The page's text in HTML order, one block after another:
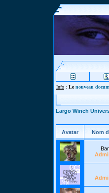
Info : Lenouveau
Largo Winch
Avatar Nom